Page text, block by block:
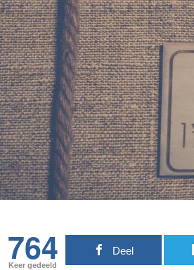
764
Keer gedeeld
Deel